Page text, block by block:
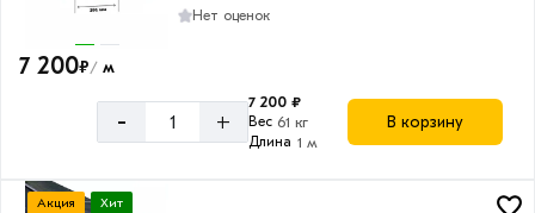
Нет оценок
7 200₽/ м
- +
7 200 ₽
Вес 61 кг
Длина 1 м
В корзину
Акция Хит